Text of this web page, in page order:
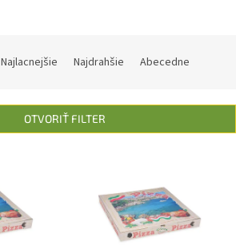
Najlacnejšie Najdrahšie Abecedne
OTVORIŤ FILTER